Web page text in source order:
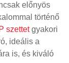
előnyös
történő
szettetgyakori
ideális a
is, és kiváló